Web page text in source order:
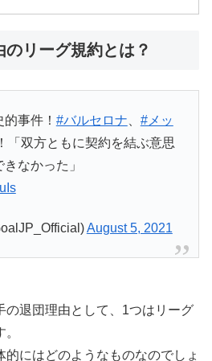
のリーグ規約とは？
事件！ #バルセロナ
#メッ
「双方ともに契約を結ぶ意思
なかった」
August 5, 2021
の退団理由として、1つはリーグ
的にはどのようなものなのでしょ